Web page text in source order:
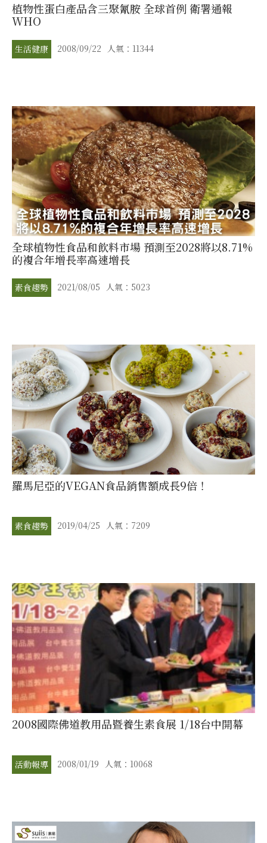
植物性蛋白產品含三聚氰胺 全球首例 衛署通報
WHO
生活健康 2008/09/22 人氣：11344
全球植物性食品和飲料市場 預測至2028將以8.71%
的複合年增長率高速增長
素食趨勢 2021/08/05 人氣：5023
羅馬尼亞的VEGAN食品銷售額成長9倍！
素食趨勢 2019/04/25 人氣：7209
2008國際佛道教用品暨養生素食展 1/18台中開幕
活動報導 2008/01/19 人氣：10068